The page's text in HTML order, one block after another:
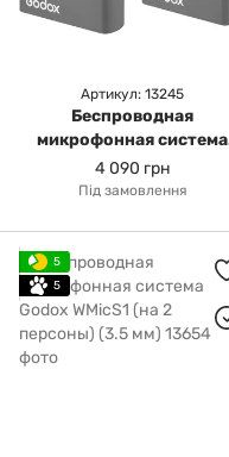
Артикул: 13245
Беспроводная
микрофонная система
Godox Virso S M1 (на 1
персону) (3.5 мм)
4 090 грн
Під замовлення
5
5